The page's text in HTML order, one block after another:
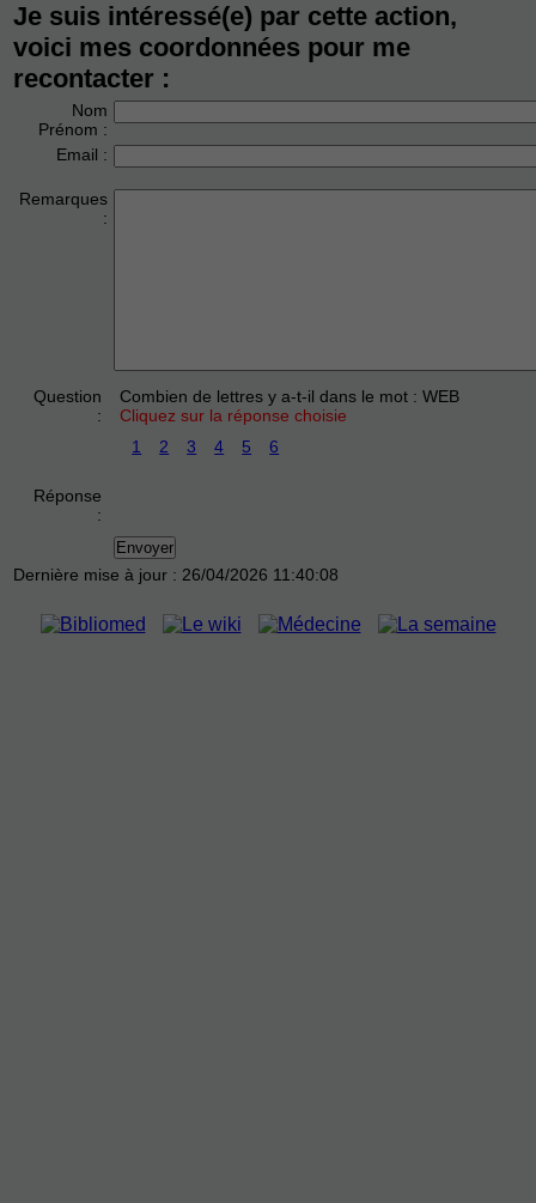
Je suis intéressé(e) par cette action,
voici mes coordonnées pour me
recontacter :
Nom
Prénom :
Email :
Remarques
:
Question
:
Combien de lettres y a-t-il dans le mot : WEB
Cliquez sur la réponse choisie
1
2 3 4 5 6
Réponse
:
Dernière mise à jour : 26/04/2026 11:40:08